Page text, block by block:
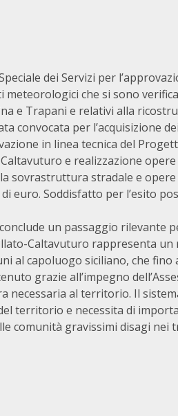
dei Servizi per
che si sono
e Trapani e relativi alla
convocata per l’acquisizione
in linea tecnica del
e realizzazione opere
sovrastruttura stradale e opere
euro. Soddisfatto per l’esito
un passaggio rilevante
Caltavuturo rappresenta un
al capoluogo siciliano, che fino
grazie all’impegno
necessaria al territorio. Il
territorio e necessita di
comunità gravissimi disagi nei